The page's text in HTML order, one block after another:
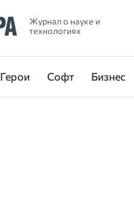
Журнал о науке и
технологиях
Герои Софт Бизнес